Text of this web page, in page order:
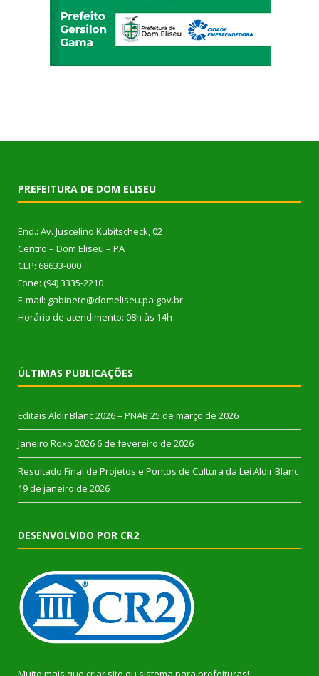
PREFEITURA DE DOM ELISEU
End.: Av. Juscelino Kubitscheck, 02
Centro – Dom Eliseu – PA
CEP: 68633-000
Fone: (94) 3335-2210
E-mail: gabinete@domeliseu.pa.gov.br
Horário de atendimento: 08h às 14h
ÚLTIMAS PUBLICAÇÕES
Editais Aldir Blanc 2026 – PNAB 25 de março de 2026
Janeiro Roxo 2026 6 de fevereiro de 2026
Resultado Final de Projetos e Pontos de Cultura da Lei Aldir Blanc
19 de janeiro de 2026
DESENVOLVIDO POR CR2